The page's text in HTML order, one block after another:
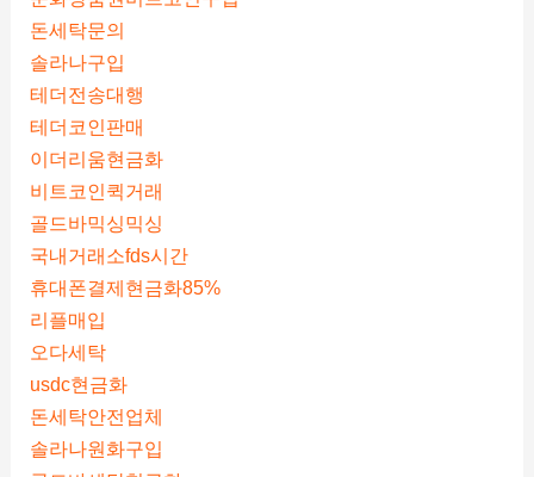
돈세탁문의
솔라나구입
테더전송대행
테더코인판매
이더리움현금화
비트코인퀵거래
골드바믹싱믹싱
국내거래소fds시간
휴대폰결제현금화85%
리플매입
오다세탁
usdc현금화
돈세탁안전업체
솔라나원화구입